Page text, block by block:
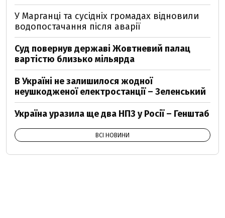
У Марганці та сусідніх громадах відновили
водопостачання після аварії
Суд повернув державі Жовтневий палац
вартістю близько мільярда
В Україні не залишилося жодної
неушкодженої електростанції – Зеленський
Україна уразила ще два НПЗ у Росії – Генштаб
ВСІ НОВИНИ